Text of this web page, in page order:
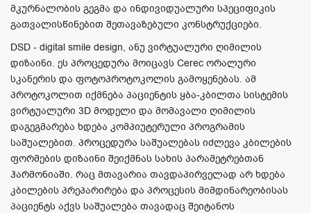
მკურნალობის გეგმა და ინდივიდუალური სპეციფიკის
გათვალისწინებით შეთავაზებული კონსტრუქციები.
DSD - digital smile design, ანუ ვირტუალური ღიმილის
დიზაინი. ეს პროცედურა მოიცავს Cerec ორალური
სკანერის და ფოტოპროტოკოლის გამოყენებას. ამ
პროტოკოლით იქმნება პაციენტის ყბა-კბილთა სისტემის
ვირტუალური 3D მოდელი და მომავალი ღიმილის
დაგეგმარება ხდება კომპიუტერული პროგრამის
საშუალებით. პროცედურა საშუალებას იძლევა კბილების
ფორმების დიზაინი შეიქმნას სახის პარამეტრებთან
ჰარმონიაში. რაც მთავარია თავდაპირველად არ ხდება
კბილების პრეპარირება და პროცესის მიმდინარეობისას
პაციენტს აქვს საშუალება თავადაც შეიტანოს